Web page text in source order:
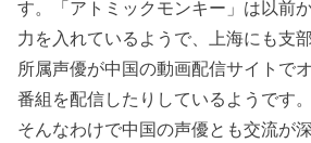
す。「アトミックモンキー」は以前
力を入れているようで、上海にも支
所属声優が中国の動画配信サイトで
番組を配信したりしているようです。
そんなわけで中国の声優とも交流が